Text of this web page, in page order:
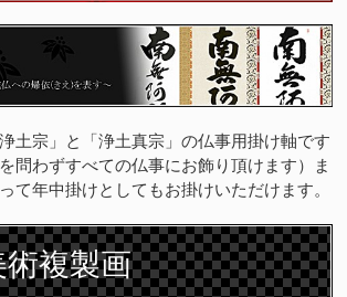
土宗」と「浄土真宗」の仏事用掛け軸です
問わずすべての仏事にお飾り頂けます）ま
て年中掛けとしてもお掛けいただけます。
術複製画